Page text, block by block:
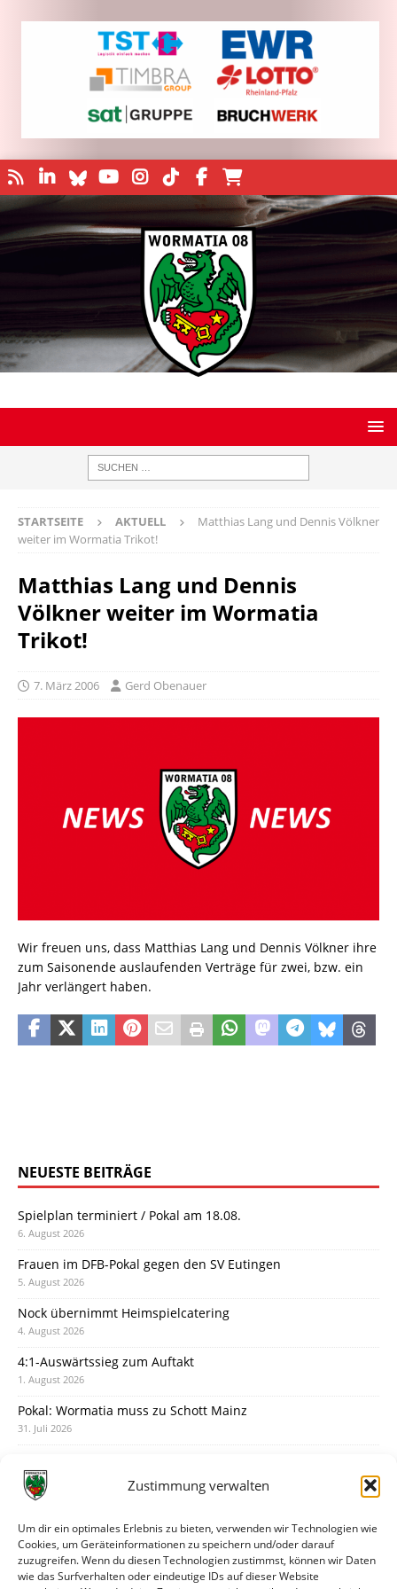
Zustimmung verwalten
Um dir ein optimales Erlebnis zu bieten, verwenden wir Technologien wie
Cookies, um Geräteinformationen zu speichern und/oder darauf
zuzugreifen. Wenn du diesen Technologien zustimmst, können wir Daten
wie das Surfverhalten oder eindeutige IDs auf dieser Website
STARTSEITE AKTUELL
Matthias Lang und Dennis Völkner
weiter im Wormatia Trikot!
Matthias Lang und Dennis
Völkner weiter im Wormatia
Trikot!
7. März 2006 Gerd Obenauer
Wir freuen uns, dass Matthias Lang und Dennis Völkner ihre
zum Saisonende auslaufenden Verträge für zwei, bzw. ein
Jahr verlängert haben.
NEUESTE BEITRÄGE
Spielplan terminiert / Pokal am 18.08.
6. August 2026
Frauen im DFB-Pokal gegen den SV Eutingen
5. August 2026
Nock übernimmt Heimspielcatering
4. August 2026
4:1-Auswärtssieg zum Auftakt
1. August 2026
Pokal: Wormatia muss zu Schott Mainz
31. Juli 2026
30. Juli 2026
28. Juli 2026
Neuer Rückensponsor
28. Juli 2026